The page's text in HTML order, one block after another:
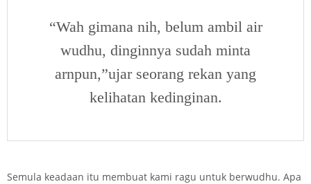
“Wah gimana nih, belum ambil air
wudhu, dinginnya sudah minta
arnpun,”ujar seorang rekan yang
kelihatan kedinginan.
Semula keadaan itu membuat kami ragu untuk berwudhu. Apa